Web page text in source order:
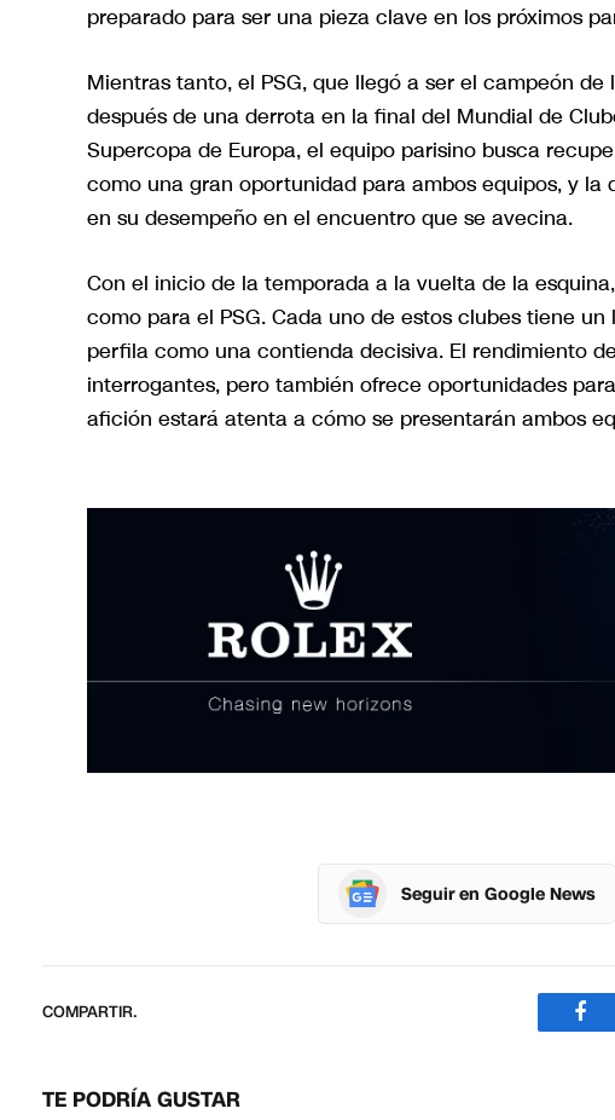
preparado para ser una pieza clave en los próximos
Mientras tanto, el PSG, que llegó a ser el campeón
después de una derrota en la final del Mundial de
Supercopa de Europa, el equipo parisino busca
como una gran oportunidad para ambos equipos, y
en su desempeño en el encuentro que se avecina.
Con el inicio de la temporada a la vuelta de la
como para el PSG. Cada uno de estos clubes tiene
perfila como una contienda decisiva. El rendimiento
interrogantes, pero también ofrece oportunidades
afición estará atenta a cómo se presentarán ambos
Seguir en Google News
COMPARTIR.
TE PODRÍA GUSTAR